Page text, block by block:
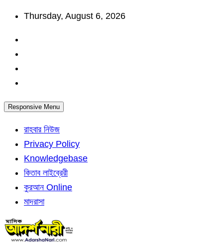
Skip
content
Thursday, August 6, 2026
Responsive Menu
রাহবার নিউজ
Privacy Policy
Knowledgebase
কিতাব লাইব্রেরী
কুরআন Online
মাদরাসা